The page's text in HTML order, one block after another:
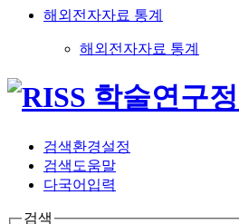
해외전자자료 통계
해외전자자료 통계
검색환경설정
검색도움말
다국어입력
검색